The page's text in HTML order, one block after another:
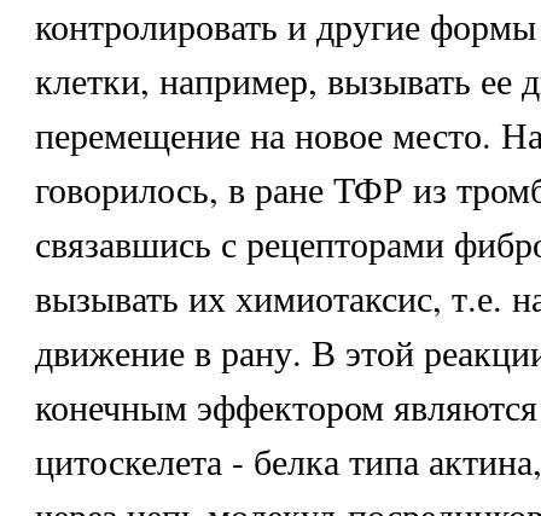
контролировать и другие
клетки, например, вызывать ее
перемещение на новое место.
говорилось, в ране ТФР из
связавшись с рецепторами
вызывать их химиотаксис, т.е.
движение в рану. В этой
конечным эффектором
цитоскелета - белка типа